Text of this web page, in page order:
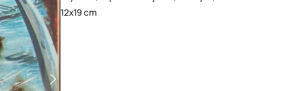
12x19 cm